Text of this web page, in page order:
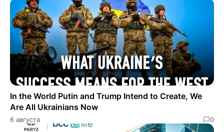
In the World Putin and Trump Intend to Create, We
Are All Ukrainians Now
6 августа 0